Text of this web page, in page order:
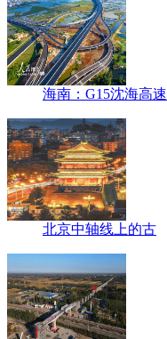
海南：G15沈海高速
北京中轴线上的古